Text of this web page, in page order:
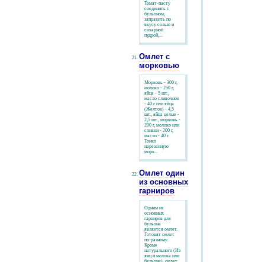
Томат-пасту
соединить с
бульоном,
заправить по
вкусу солью и
сахарной
пудрой,...
Омлет с
морковью
Морковь - 300 г,
молоко - 250 г,
яйца - 5 шт.,
масло сливочное
- 40 г или яйца
(Желток) - 4,5
шт., яйца целые -
2,5 шт., морковь -
200 г, молоко или
сливки - 200 г,
масло - 40 г.
Тонко
нарезанную
морк...
Омлет один
из основных
гарниров
Одним из
основных
гарниров для
бульона
является омлет.
Готовят омлет
по-разному.
Кроме
натурального (Из
яиц и молока или